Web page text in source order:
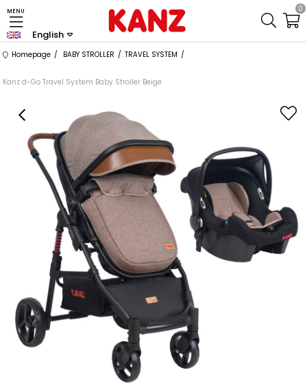
MENU
English
0
Homepage BABY STROLLER TRAVEL SYSTEM
Kanz d-Go Travel System Baby Stroller Beige